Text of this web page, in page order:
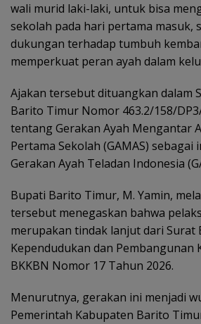
wali murid laki-laki, untuk bisa
sekolah pada hari pertama masuk,
dukungan terhadap tumbuh
memperkuat peran ayah dalam
Ajakan tersebut dituangkan dalam
Barito Timur Nomor 463.2/158/
tentang Gerakan Ayah Mengantar
Pertama Sekolah (GAMAS) sebagai
Gerakan Ayah Teladan Indonesia
Bupati Barito Timur, M. Yamin,
tersebut menegaskan bahwa
merupakan tindak lanjut dari Surat
Kependudukan dan Pembangunan
BKKBN Nomor 17 Tahun 2026.
Menurutnya, gerakan ini menjadi
Pemerintah Kabupaten Barito